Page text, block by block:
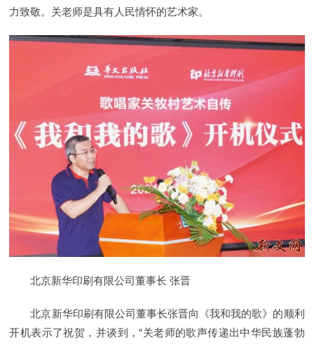
力致敬。关老师是具有人民情怀的艺术家。
北京新华印刷有限公司董事长 张晋
北京新华印刷有限公司董事长张晋向《我和我的歌》的顺利
开机表示了祝贺，并谈到，“关老师的歌声传递出中华民族蓬勃